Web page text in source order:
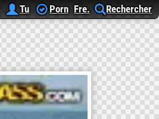
Tu Porn Fre. Rechercher